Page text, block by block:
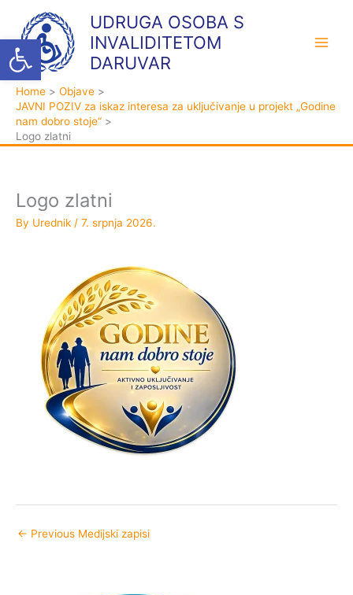
Open toolbar
content
UDRUGA OSOBA S
INVALIDITETOM
DARUVAR
Home
Objave
JAVNI POZIV za iskaz interesa za uključivanje u projekt „Godine
nam dobro stoje“
Logo zlatni
Logo zlatni
By Urednik / 7. srpnja 2026.
← Previous Medijski zapisi
t
e
g
r
h
i
v